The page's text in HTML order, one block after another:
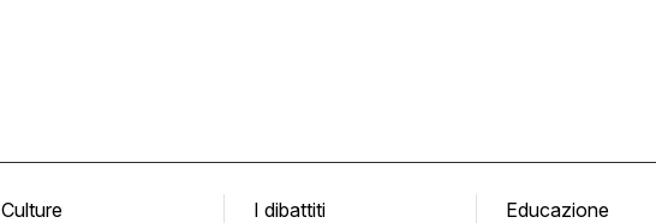
Culture
I dibattiti
Educazione